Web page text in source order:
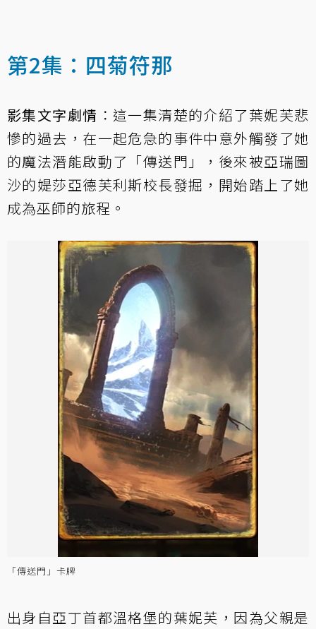
第2集：四菊符那
影集文字劇情 ：這一集清楚的介紹了葉妮芙悲
慘的過去，在一起危急的事件中意外觸發了她
的魔法潛能啟動了「傳送門」，後來被亞瑞圖
沙的媞莎亞德芙利斯校長發掘，開始踏上了她
成為巫師的旅程。
「傳送門」卡牌
出身自亞丁首都溫格堡的葉妮芙，因為父親是